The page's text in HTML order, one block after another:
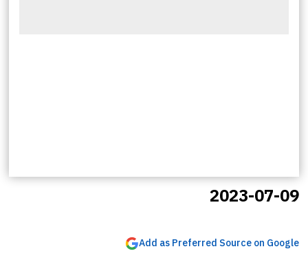
2023-07-09
Add as Preferred Source on Google